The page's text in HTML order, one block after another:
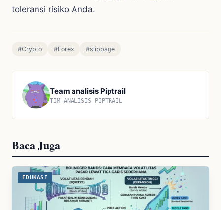
toleransi risiko Anda.
#Crypto #Forex #slippage
Team analisis Piptrail
TIM ANALISIS PIPTRAIL
Baca Juga
EDUKASI